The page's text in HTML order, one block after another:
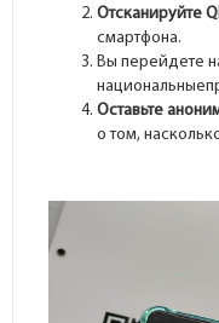
Отсканируйте
смартфона.
Вы перейдете
Оставьте
о том,